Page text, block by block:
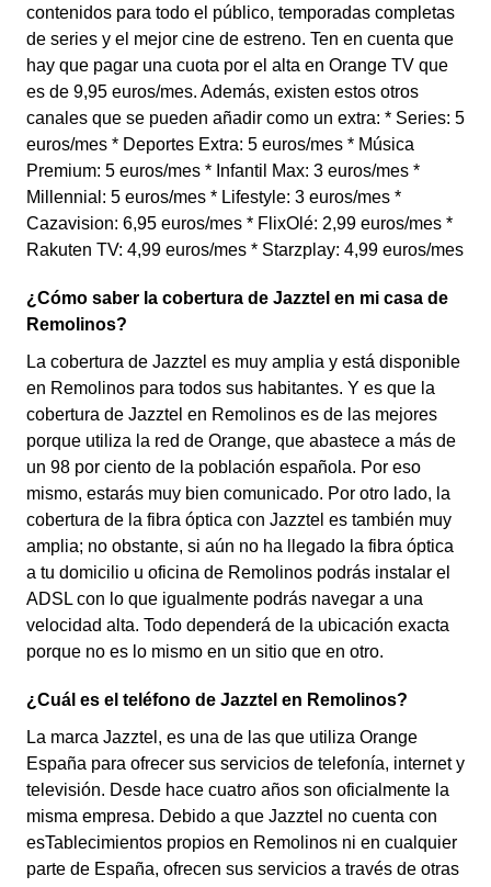
contenidos para todo el público, temporadas completas
de series y el mejor cine de estreno. Ten en cuenta que
hay que pagar una cuota por el alta en Orange TV que
es de 9,95 euros/mes. Además, existen estos otros
canales que se pueden añadir como un extra: * Series: 5
euros/mes * Deportes Extra: 5 euros/mes * Música
Premium: 5 euros/mes * Infantil Max: 3 euros/mes *
Millennial: 5 euros/mes * Lifestyle: 3 euros/mes *
Cazavision: 6,95 euros/mes * FlixOlé: 2,99 euros/mes *
Rakuten TV: 4,99 euros/mes * Starzplay: 4,99 euros/mes
¿Cómo saber la cobertura de Jazztel en mi casa de
Remolinos?
La cobertura de Jazztel es muy amplia y está disponible
en Remolinos para todos sus habitantes. Y es que la
cobertura de Jazztel en Remolinos es de las mejores
porque utiliza la red de Orange, que abastece a más de
un 98 por ciento de la población española. Por eso
mismo, estarás muy bien comunicado. Por otro lado, la
cobertura de la fibra óptica con Jazztel es también muy
amplia; no obstante, si aún no ha llegado la fibra óptica
a tu domicilio u oficina de Remolinos podrás instalar el
ADSL con lo que igualmente podrás navegar a una
velocidad alta. Todo dependerá de la ubicación exacta
porque no es lo mismo en un sitio que en otro.
¿Cuál es el teléfono de Jazztel en Remolinos?
La marca Jazztel, es una de las que utiliza Orange
España para ofrecer sus servicios de telefonía, internet y
televisión. Desde hace cuatro años son oficialmente la
misma empresa. Debido a que Jazztel no cuenta con
esTablecimientos propios en Remolinos ni en cualquier
parte de España, ofrecen sus servicios a través de otras